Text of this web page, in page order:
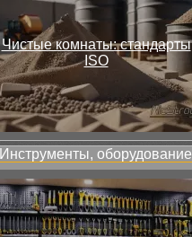
Чистые комнаты: стандарты
ISO
Инструменты, оборудование